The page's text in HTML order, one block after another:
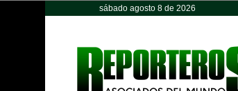
sábado agosto 8 de 2026
Opinión Política